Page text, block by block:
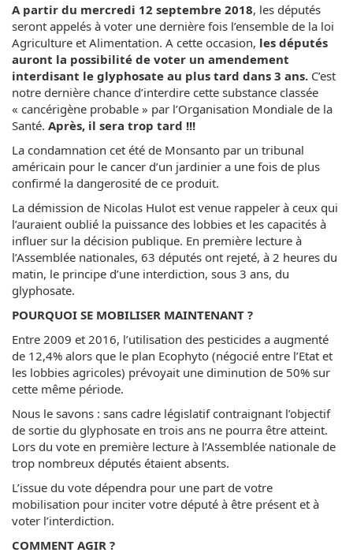
A partir du mercredi 12 septembre 2018, les députés
seront appelés à voter une dernière fois l’ensemble de la loi
Agriculture et Alimentation. A cette occasion, les députés
auront la possibilité de voter un amendement
interdisant le glyphosate au plus tard dans 3 ans. C’est
notre dernière chance d’interdire cette substance classée
« cancérigène probable » par l’Organisation Mondiale de la
Santé. Après, il sera trop tard !!!
La condamnation cet été de Monsanto par un tribunal
américain pour le cancer d’un jardinier a une fois de plus
confirmé la dangerosité de ce produit.
La démission de Nicolas Hulot est venue rappeler à ceux qui
l’auraient oublié la puissance des lobbies et les capacités à
influer sur la décision publique. En première lecture à
l’Assemblée nationales, 63 députés ont rejeté, à 2 heures du
matin, le principe d’une interdiction, sous 3 ans, du
glyphosate.
POURQUOI SE MOBILISER MAINTENANT ?
Entre 2009 et 2016, l’utilisation des pesticides a augmenté
de 12,4% alors que le plan Ecophyto (négocié entre l’Etat et
les lobbies agricoles) prévoyait une diminution de 50% sur
cette même période.
Nous le savons : sans cadre législatif contraignant l’objectif
de sortie du glyphosate en trois ans ne pourra être atteint.
Lors du vote en première lecture à l’Assemblée nationale de
trop nombreux députés étaient absents.
L’issue du vote dépendra pour une part de votre
mobilisation pour inciter votre député à être présent et à
voter l’interdiction.
COMMENT AGIR ?